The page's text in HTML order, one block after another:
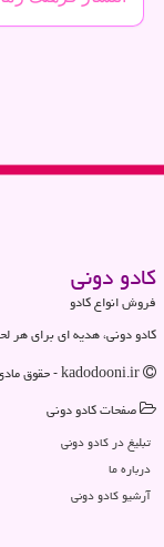
كادو دونی
فروش انواع کادو
کادو دونی، هدیه ای برای هر
صفحات كادو دونی
تبلیغ در كادو دونی
درباره ما
آرشیو كادو دونی